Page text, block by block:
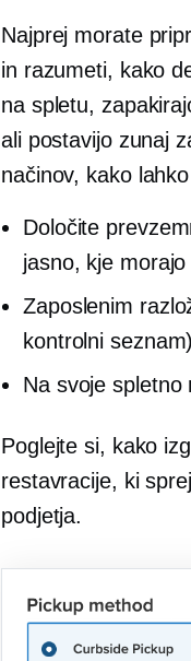
Najprej morate
in razumeti, kako
na spletu,
ali postavijo zunaj
načinov, kako
Določite
jasno, kje
Zaposlenim
kontrolni
Na svoje spletno
Poglejte si, kako
restavracije, ki
podjetja.